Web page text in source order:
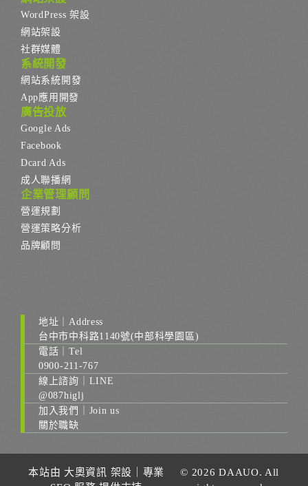
WordPress 架設
網站架設
社群媒體
系統開發
網站系統開發
App應用開發
廣告投放
Google Ads
Facebook
Dcard Ads
成人聯播網
企業管理顧問
營運規劃
營運策略分析
品牌顧問
地址｜Address
台中市中科路1140號(中部科學園區)
電話｜Tel
0900-211-767
線上諮詢｜LINE
@087higlj
加入我們｜Join us
關於職缺
本站由 大奧資訊 架設｜ 專業
© 2026 DAAUO. All